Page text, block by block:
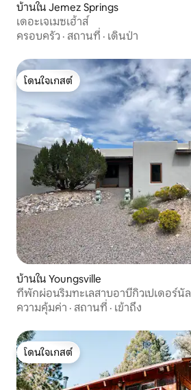
บ้านใน Jemez Springs
เดอะเจเมซเฮ้าส์
ครอบครัว · สถานที่ · เดินป่า
โดนใจเกสต์
โดนใจเกสต์
บ้านใน Youngsville
ที่พักผ่อนริมทะเลสาบอาบีกิวเปเดอร์นัล
ความคุ้มค่า · สถานที่ · เข้าถึง
โดนใจเกสต์
โดนใจเกสต์